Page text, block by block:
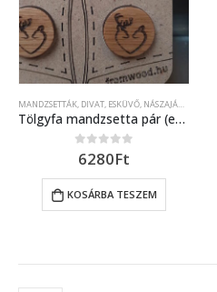
MANDZSETTÁK, DIVAT, ESKÜVŐ, NÁSZAJÁNDÉK
Tölgyfa mandzsetta pár (egyedi kérés szerinti) lézer gravírozott díszítéssel
0out of 5
6280Ft
KOSÁRBA TESZEM